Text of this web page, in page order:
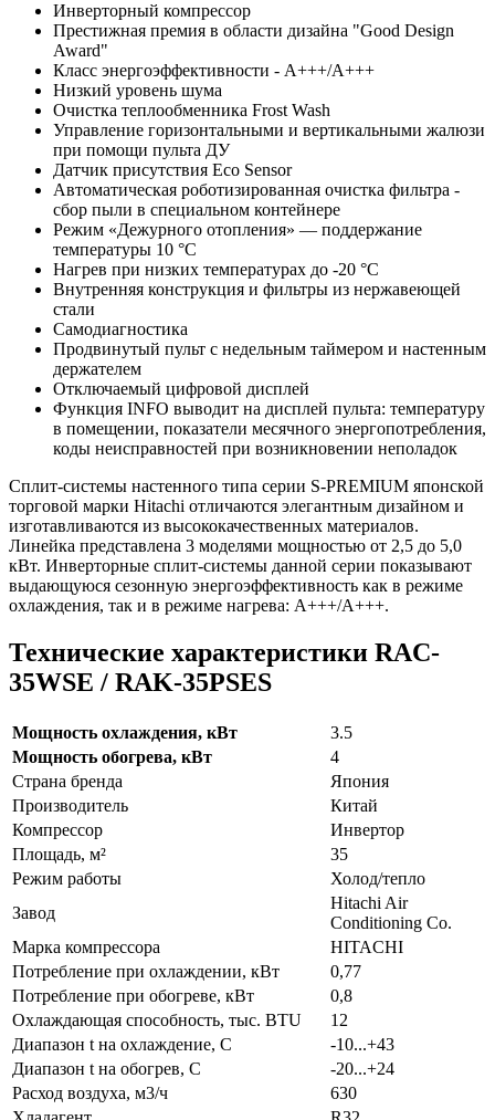
Инверторный компрессор
Престижная премия в области дизайна "Good Design
Award"
Класс энергоэффективности - A+++/A+++
Низкий уровень шума
Очистка теплообменника Frost Wash
Управление горизонтальными и вертикальными жалюзи
при помощи пульта ДУ
Датчик присутствия Eco Sensor
Автоматическая роботизированная очистка фильтра -
сбор пыли в специальном контейнере
Режим «Дежурного отопления» — поддержание
температуры 10 °C
Нагрев при низких температурах до -20 °С
Внутренняя конструкция и фильтры из нержавеющей
стали
Самодиагностика
Продвинутый пульт с недельным таймером и настенным
держателем
Отключаемый цифровой дисплей
Функция INFO выводит на дисплей пульта: температуру
в помещении, показатели месячного энергопотребления,
коды неисправностей при возникновении неполадок
Сплит-системы настенного типа серии S-PREMIUM японской
торговой марки Hitachi отличаются элегантным дизайном и
изготавливаются из высококачественных материалов.
Линейка представлена 3 моделями мощностью от 2,5 до 5,0
кВт. Инверторные сплит-системы данной серии показывают
выдающуюся сезонную энергоэффективность как в режиме
охлаждения, так и в режиме нагрева: А+++/A+++.
Технические характеристики RAC-
35WSE / RAK-35PSES
Мощность охлаждения, кВт
3.5
Мощность обогрева, кВт
4
Страна бренда
Япония
Производитель
Китай
Компрессор
Инвертор
Площадь, м²
35
Режим работы
Холод/тепло
Завод
Hitachi Air
Conditioning Co.
Марка компрессора
HITACHI
Потребление при охлаждении, кВт
0,77
Потребление при обогреве, кВт
0,8
Охлаждающая способность, тыс. BTU
12
Диапазон t на охлаждение, С
-10...+43
Диапазон t на обогрев, С
-20...+24
Расход воздуха, м3/ч
630